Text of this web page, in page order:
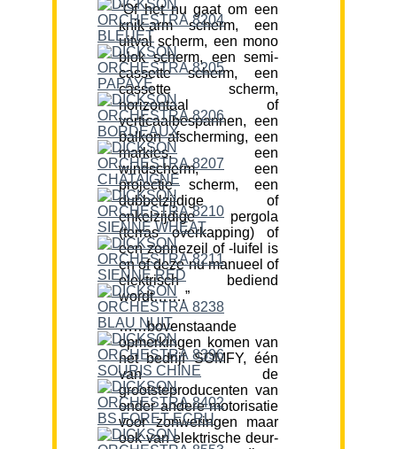
“Of het nu gaat om een
knik-arm scherm, een
uitval scherm, een mono
blok scherm, een semi-
cassette scherm, een
cassette scherm,
horizontaal of
verticaalbespannen, een
balkon afscherming, een
markies, een
windscherm, een
projectie scherm, een
dubbelzijdige of
enkelzijdige pergola
(terras overkapping) of
een zonnezeil of -luifel is
en of deze nu manueel of
elektrisch bediend
wordt…….”
……bovenstaande
opmerkingen komen van
het bedrijf SOMFY, één
van de
grootsteproducenten van
onder andere motorisatie
voor zonweringen maar
ook van elektrische deur-